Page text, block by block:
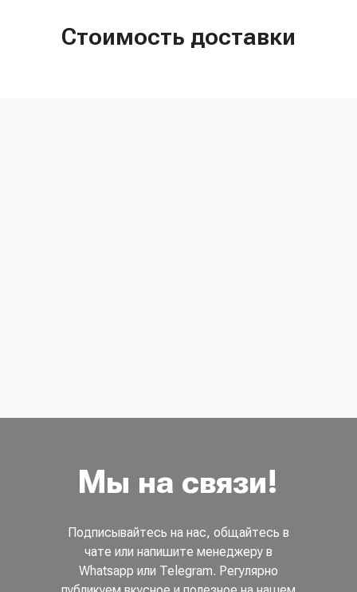
Стоимость доставки
Мы на связи!
Подписывайтесь на нас, общайтесь в
чате или напишите менеджеру в
Whatsapp или Telegram. Регулярно